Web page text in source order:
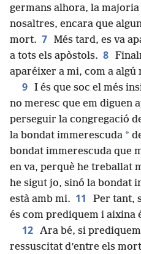
germans alhora, la
nosaltres, encara que
mort. 7 Més tard, es va
a tots els apòstols. 8
aparéixer a mi, com a
9 I és que soc el més
no meresc que em diguen
perseguir la congregació
la bondat immerescuda *
bondat immerescuda que
en va, perquè he treballat
he sigut jo, sinó la bondat
està amb mi. 11
Per tant,
és com prediquem i aixina
12 Ara bé, si
ressuscitat d’entre els